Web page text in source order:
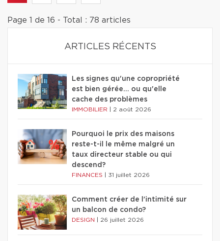
Page 1 de 16 - Total : 78 articles
ARTICLES RÉCENTS
Les signes qu'une copropriété
est bien gérée… ou qu'elle
cache des problèmes
IMMOBILIER 2 août 2026
Pourquoi le prix des maisons
reste-t-il le même malgré un
taux directeur stable ou qui
descend?
FINANCES 31 juillet 2026
Comment créer de l'intimité sur
un balcon de condo?
DESIGN 26 juillet 2026